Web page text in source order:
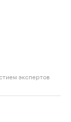
экспертов